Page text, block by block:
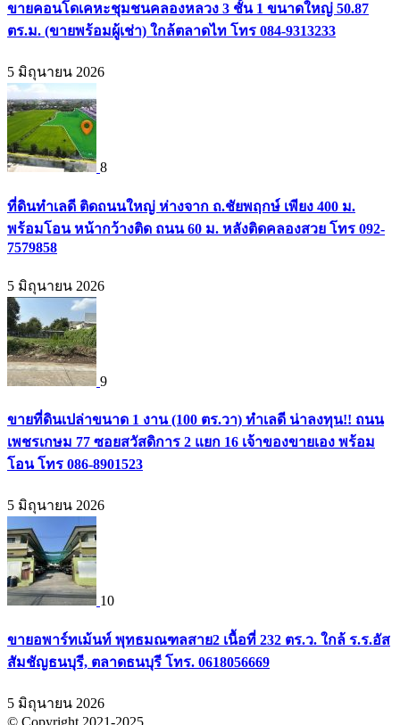
ขายคอนโดเคหะชุมชนคลองหลวง 3 ชั้น 1 ขนาดใหญ่ 50.87
ตร.ม. (ขายพร้อมผู้เช่า) ใกล้ตลาดไท โทร 084-9313233
5 มิถุนายน 2026
8
ที่ดินทำเลดี ติดถนนใหญ่ ห่างจาก ถ.ชัยพฤกษ์ เพียง 400 ม.
พร้อมโอน หน้ากว้างติด ถนน 60 ม. หลังติดคลองสวย โทร 092-
7579858
5 มิถุนายน 2026
9
ขายที่ดินเปล่าขนาด 1 งาน (100 ตร.วา) ทำเลดี น่าลงทุน!! ถนน
เพชรเกษม 77 ซอยสวัสดิการ 2 แยก 16 เจ้าของขายเอง พร้อม
โอน โทร 086-8901523
5 มิถุนายน 2026
10
ขายอพาร์ทเม้นท์ พุทธมณฑลสาย2 เนื้อที่ 232 ตร.ว. ใกล้ ร.ร.อัส
สัมชัญธนบุรี, ตลาดธนบุรี โทร. 0618056669
5 มิถุนายน 2026
© Copyright 2021-2025